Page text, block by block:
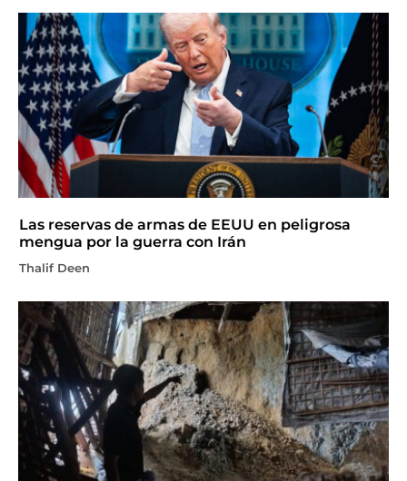
Las reservas de armas de EEUU en peligrosa
mengua por la guerra con Irán
Thalif Deen